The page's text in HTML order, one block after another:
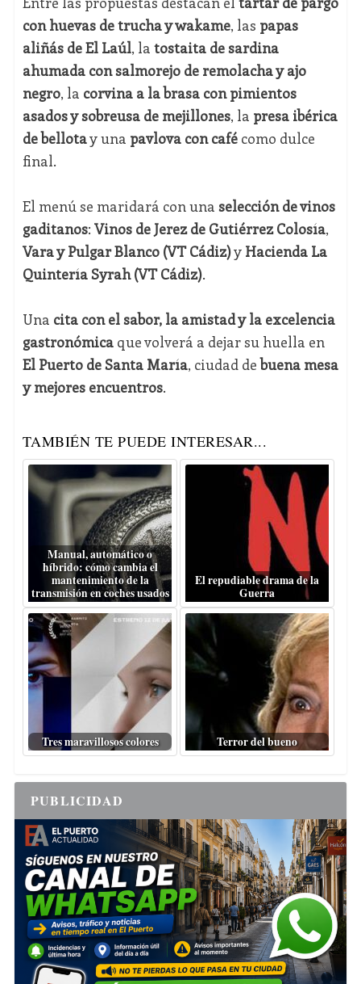
con huevas de trucha y wakame, las papas
aliñás de El Laúl, la tostaita de sardina
ahumada con salmorejo de remolacha y ajo
negro, la corvina a la brasa con pimientos
asados y sobreusa de mejillones, la presa ibérica
de bellotay una pavlova con cafécomo dulce
final.
El menú se maridará con una selección de vinos
gaditanos: Vinos de Jerez de Gutiérrez Colosía,
Vara y Pulgar Blanco (VT Cádiz)y Hacienda La
Quintería Syrah (VT Cádiz).
Una cita con el sabor, la amistad y la excelencia
gastronómicaque volverá a dejar su huella en
El Puerto de Santa María, ciudad debuena mesa
y mejores encuentros.
TAMBIÉN TE PUEDE INTERESAR...
Manual, automático o
híbrido: cómo cambia el
mantenimiento de la
transmisión en coches usados
El repudiable drama de la
Guerra
Tres maravillosos colores Terror del bueno
PUBLICIDAD